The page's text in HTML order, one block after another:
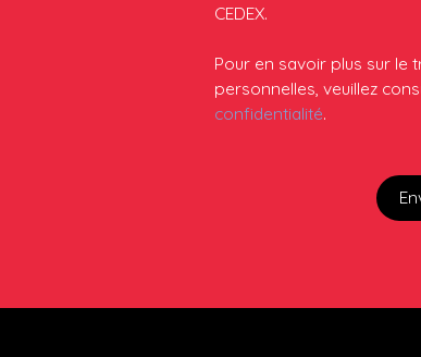
CEDEX.
Pour en savoir plus sur le
personnelles, veuillez
confidentialité.